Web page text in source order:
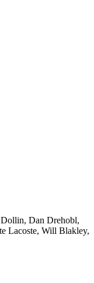
Dan Drehobl,
Lacoste, Will Blakley,